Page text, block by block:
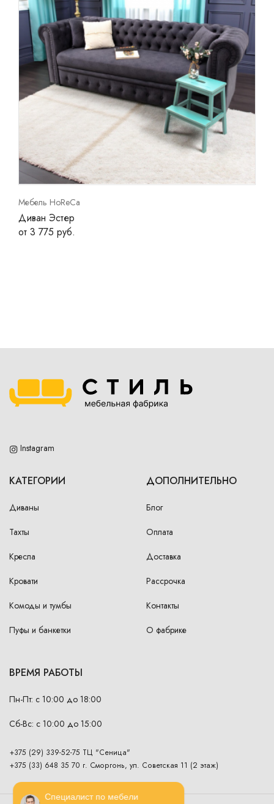
Специалист по мебели
Мебель HoReCa
Диван Эстер
от 3 775 руб.
Instagram
КАТЕГОРИИ
Диваны
Тахты
Кресла
Кровати
Комоды и тумбы
Пуфы и банкетки
ДОПОЛНИТЕЛЬНО
Блог
Оплата
Доставка
Рассрочка
Контакты
О фабрике
ВРЕМЯ РАБОТЫ
Пн-Пт: с 10:00 до 18:00
Сб-Вс: с 10:00 до 15:00
+375 (29) 339-52-75 ТЦ "Сеница"
+375 (33) 648 35 70 г. Сморгонь, ул. Советская 11 (2 этаж)